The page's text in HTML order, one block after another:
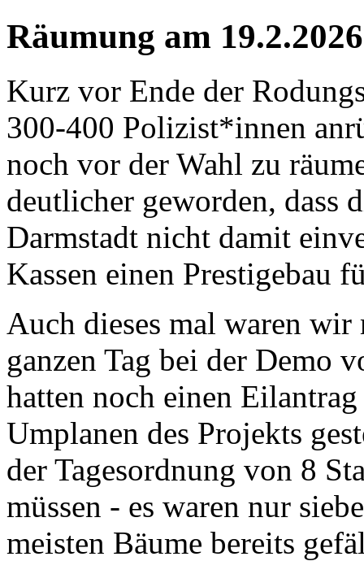
Räumung am 19.2.2026
Kurz vor Ende der
300-400 Polizist*innen
noch vor der Wahl zu
deutlicher geworden, dass
Darmstadt nicht damit
Kassen einen Prestigebau
Auch dieses mal waren
ganzen Tag bei der Demo
hatten noch einen
Umplanen des Projekts
der Tagesordnung von 8
müssen - es waren nur
meisten Bäume bereits